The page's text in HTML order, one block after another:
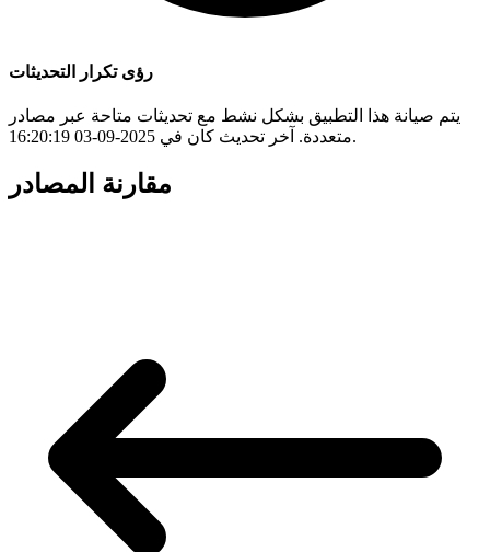
رؤى تكرار التحديثات
يتم صيانة هذا التطبيق بشكل نشط مع تحديثات متاحة عبر مصادر
متعددة. آخر تحديث كان في 2025-09-03 16:20:19.
مقارنة المصادر